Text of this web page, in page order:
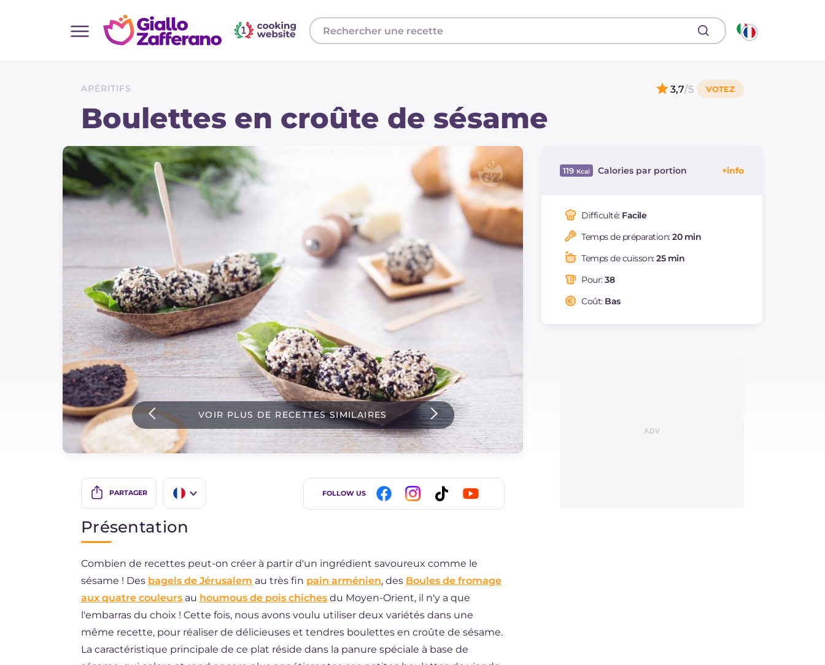
Toutes les recettes
Plats principaux
Boissons et rafraîchissements
Dernieres recettes
IT Website
Instagram
APÉRITIFS
Boulettes en croûte de sésame
3,7/5
VOIR PLUS DE RECETTES SIMILAIRES
PARTAGER
ES
BR
NL
FOLLOW US
119 Calories par portion
Dont sucres
Protéine g
Graisses
saturés
Fibre
Cholestérol
Difficulté: Facile
Temps de préparation:20 min
Temps de cuisson:25 min
Pour:38
Coût: Bas
Présentation
Combien de recettes peut-on créer à partir d'un ingrédient savoureux comme le
sésame ! Des bagels de Jérusalem au très fin pain arménien, des Boules de fromage
aux quatre couleurs au houmous de pois chiches du Moyen-Orient, il n'y a que
l'embarras du choix ! Cette fois, nous avons voulu utiliser deux variétés dans une
même recette, pour réaliser de délicieuses et tendres boulettes en croûte de sésame.
La caractéristique principale de ce plat réside dans la panure spéciale à base de